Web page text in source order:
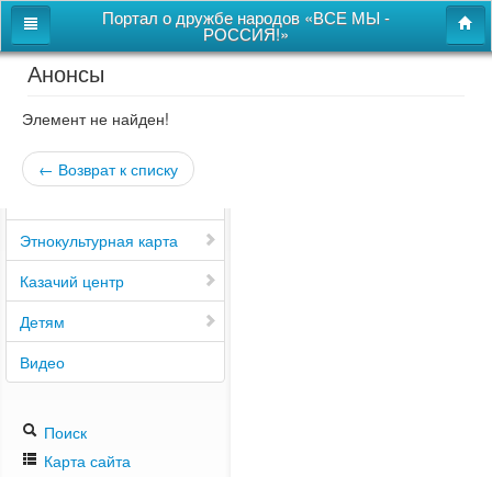
Портал о дружбе народов «ВСЕ МЫ -
РОССИЯ!»
Главная
Дом дружбы народов
Новости
Этнокультурная карта
Казачий центр
Детям
Видео
Поиск
Карта сайта
Анонсы
Элемент не найден!
← Возврат к списку